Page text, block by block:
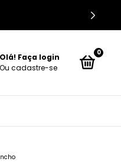
Olá! Faça login
Ou cadastre-se
0